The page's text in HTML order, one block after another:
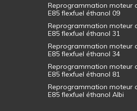
Reprogrammation moteur
E85 flexfuel éthanol 09
Reprogrammation moteur
E85 flexfuel éthanol 31
Reprogrammation moteur
E85 flexfuel éthanol 34
Reprogrammation moteur
E85 flexfuel éthanol 81
Reprogrammation moteur
E85 flexfuel éthanol Albi